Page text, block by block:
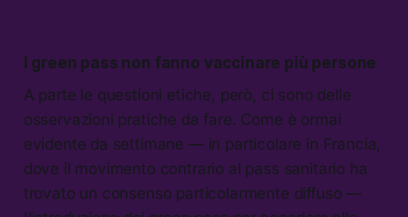
I green pass non fanno vaccinare più persone
A parte le questioni etiche, però, ci sono delle
osservazioni pratiche da fare. Come è ormai
evidente da settimane — in particolare in Francia,
dove il movimento contrario al pass sanitario ha
trovato un consenso particolarmente diffuso —